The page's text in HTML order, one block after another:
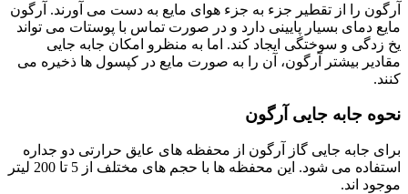
آرگون را از تقطیر جزء به جزء هوای مایع به دست می آورند. آرگون
مایع دمای بسیار پایینی دارد و در صورت تماس با پوستات می تواند
یخ زدگی و سوختگی ایجاد کند. اما به منظرو امکان جابه جایی
مقادیر بیشتر آرگون، آن را به صورت مایع در کپسول ها ذخیره می
کنند.
نحوه جابه جایی آرگون
برای جابه جایی گاز آرگون از محفظه های عایق حرارتی دو جداره
استفاده می شود. این محفظه ها با حجم های مختلف از 5 تا 200 لیتر
موجود اند.